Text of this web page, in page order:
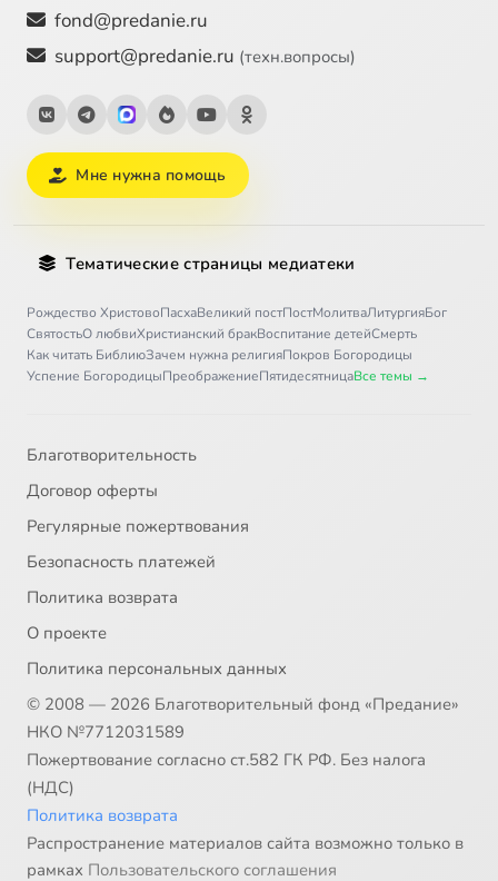
fond@predanie.ru
support@predanie.ru (техн.вопросы)
Мне нужна помощь
Тематические страницы медиатеки
Рождество ХристовоПасхаВеликий постПостМолитваЛитургияБог
СвятостьО любвиХристианский бракВоспитание детейСмерть
Как читать БиблиюЗачем нужна религияПокров Богородицы
Успение БогородицыПреображениеПятидесятницаВсе темы →
Благотворительность
Договор оферты
Регулярные пожертвования
Безопасность платежей
Политика возврата
О проекте
Политика персональных данных
© 2008 — 2026 Благотворительный фонд «Предание»
НКО №7712031589
Пожертвование согласно ст.582 ГК РФ. Без налога
(НДС)
Политика возврата
Распространение материалов сайта возможно только в
рамках Пользовательского соглашения